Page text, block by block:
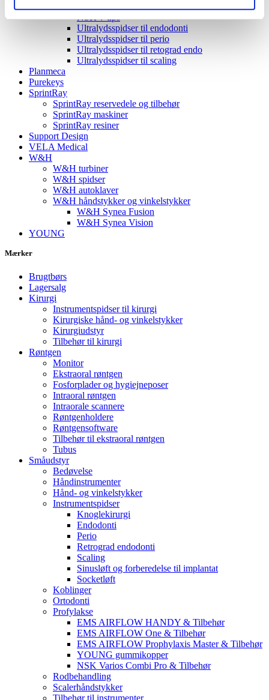
NSK spidser til vedligeholdelse
NSK v-tips
Ultralydsspidser til endodonti
Ultralydsspidser til perio
Ultralydsspidser til retograd endo
Ultralydsspidser til scaling
Planmeca
Purekeys
SprintRay
SprintRay reservedele og tilbehør
SprintRay maskiner
SprintRay resiner
Support Design
VELA Medical
W&H
W&H turbiner
W&H spidser
W&H autoklaver
W&H håndstykker og vinkelstykker
W&H Synea Fusion
W&H Synea Vision
YOUNG
Mærker
Brugtbørs
Lagersalg
Kirurgi
Instrumentspidser til kirurgi
Kirurgiske hånd- og vinkelstykker
Kirurgiudstyr
Tilbehør til kirurgi
Røntgen
Monitor
Ekstraoral røntgen
Fosforplader og hygiejneposer
Intraoral røntgen
Intraorale scannere
Røntgenholdere
Røntgensoftware
Tilbehør til ekstraoral røntgen
Tubus
Småudstyr
Bedøvelse
Håndinstrumenter
Hånd- og vinkelstykker
Instrumentspidser
Knoglekirurgi
Endodonti
Perio
Retrograd endodonti
Scaling
Sinusløft og forberedelse til implantat
Socketløft
Koblinger
Ortodonti
Profylakse
EMS AIRFLOW HANDY & Tilbehør
EMS AIRFLOW One & Tilbehør
EMS AIRFLOW Prophylaxis Master & Tilbehør
YOUNG gummikopper
NSK Varios Combi Pro & Tilbehør
Rodbehandling
Scalerhåndstykker